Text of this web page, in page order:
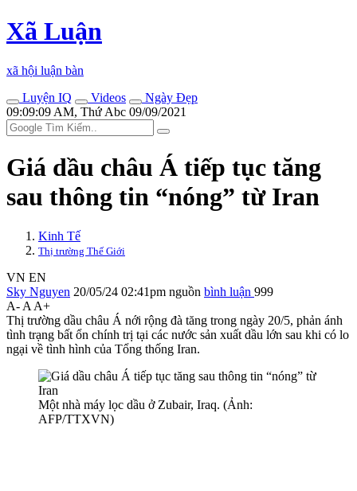
Xã Luận
xã hội luận bàn
Luyện IQ
Videos
Ngày Đẹp
09:09:09 AM, Thứ Abc 09/09/2021
Giá dầu châu Á tiếp tục tăng
sau thông tin “nóng” từ Iran
Kinh Tế
Thị trường Thế Giới
VN EN
Sky Nguyen 20/05/24 02:41pm nguồn bình luận 999
A- A A+
Thị trường dầu châu Á nới rộng đà tăng trong ngày 20/5, phản ánh
tình trạng bất ổn chính trị tại các nước sản xuất dầu lớn sau khi có lo
ngại về tình hình của Tổng thống Iran.
Một nhà máy lọc dầu ở Zubair, Iraq. (Ảnh:
AFP/TTXVN)